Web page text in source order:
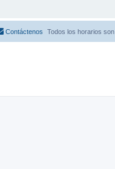
Todos los horarios son
Contáctenos